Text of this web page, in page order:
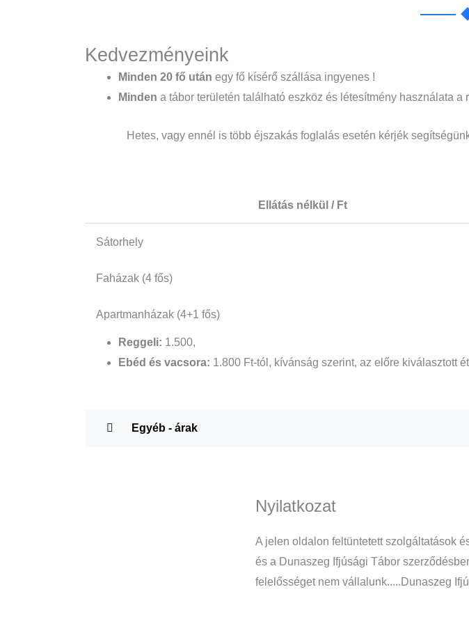
Kedvezményeink
Minden 20 fő után egy fő kísérő szállása ingyenes !
Minden a tábor területén található eszköz és létesítmény használata
Hetes, vagy ennél is több éjszakás foglalás esetén kérjék
Ellátás nélkül / Ft
Sátorhely
Faházak (4 fős)
Apartmanházak (4+1 fős)
Reggeli: 1.500,
Ebéd és vacsora: 1.800 Ft-tól, kívánság szerint, az előre kiválasztott
Egyéb - árak
Nyilatkozat
A jelen oldalon feltüntetett szolgáltatások
és a Dunaszeg Ifjúsági Tábor
felelősséget nem vállalunk.....Dunaszeg